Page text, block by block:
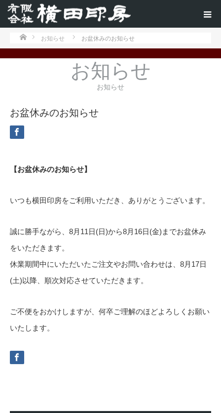
ホームお知らせ お盆休みのお知らせ
お知らせ
お知らせ
お盆休みのお知らせ
【お盆休みのお知らせ】
いつも横田印房をご利用いただき、ありがとうございます。
誠に勝手ながら、8月11日(日)から8月16日(金)までお盆休み
をいただきます。
休業期間中にいただいたご注文やお問い合わせは、8月17日
(土)以降、順次対応させていただきます。
ご不便をおかけしますが、何卒ご理解のほどよろしくお願い
いたします。